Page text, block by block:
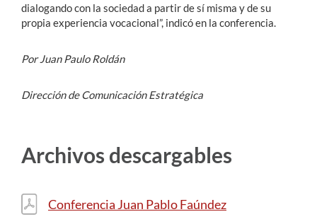
dialogando con la sociedad a partir de sí misma y de su
propia experiencia vocacional”, indicó en la conferencia.
Por Juan Paulo Roldán
Dirección de Comunicación Estratégica
Archivos descargables
Conferencia Juan Pablo Faúndez